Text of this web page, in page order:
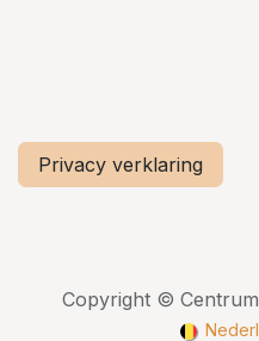
Privacy verklaring
Copyright ©